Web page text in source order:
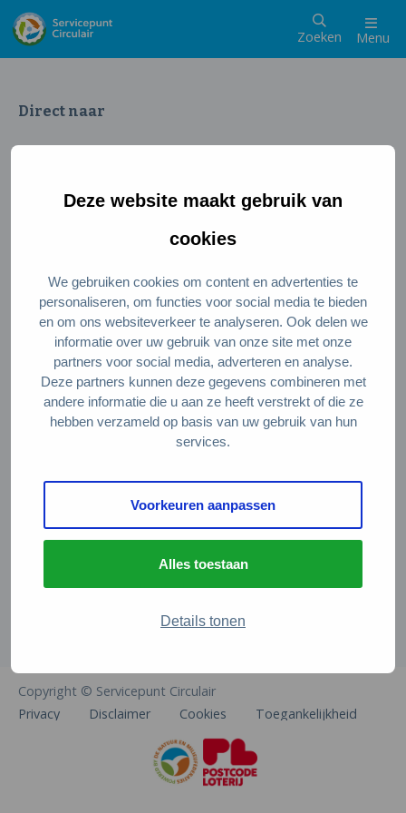
Deze website maakt gebruik van
cookies
We gebruiken cookies om content en advertenties te
personaliseren, om functies voor social media te bieden
en om ons websiteverkeer te analyseren. Ook delen we
informatie over uw gebruik van onze site met onze
partners voor social media, adverteren en analyse.
Deze partners kunnen deze gegevens combineren met
andere informatie die u aan ze heeft verstrekt of die ze
hebben verzameld op basis van uw gebruik van hun
services.
Voorkeuren aanpassen
Alles toestaan
Details tonen
Zoeken Menu
Direct naar
Wat is een circulaire samenleving
Meedoen als ondernemer
Circulaire producten en diensten
Wie zijn wij?
Over ons
Stel je vraag
Servicepunt Team
Veelgestelde vragen
De Natuur en Milieufederaties
Arthur van Schendelstraat 600
info@natuurenmilieufederaties.nl
Copyright © Servicepunt Circulair
Privacy
Disclaimer Cookies Toegankelijkheid